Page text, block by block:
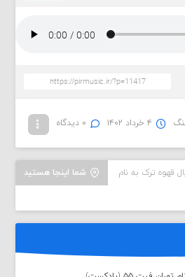
۴ خرداد ۱۴۰۲ ۰ دیدگاه
شما اینجا هستید قهوه ترک به نام